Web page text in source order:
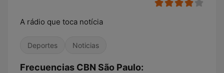
A rádio que toca notícia
Deportes Noticias
Frecuencias CBN São Paulo: